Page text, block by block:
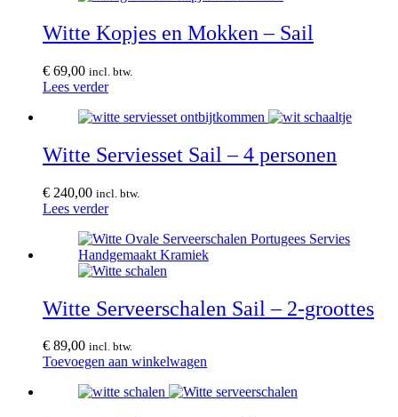
Witte Kopjes en Mokken – Sail
€ 69,00 incl. btw.
Lees verder
Witte Serviesset Sail – 4 personen
€ 240,00 incl. btw.
Lees verder
Witte Serveerschalen Sail – 2-groottes
€ 89,00 incl. btw.
Toevoegen aan winkelwagen